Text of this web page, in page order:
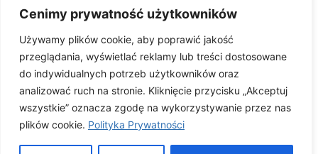
Cenimy prywatność użytkowników
Używamy plików cookie, aby poprawić jakość
przeglądania, wyświetlać reklamy lub treści dostosowane
do indywidualnych potrzeb użytkowników oraz
analizować ruch na stronie. Kliknięcie przycisku „Akceptuj
wszystkie” oznacza zgodę na wykorzystywanie przez nas
plików cookie. Polityka Prywatności